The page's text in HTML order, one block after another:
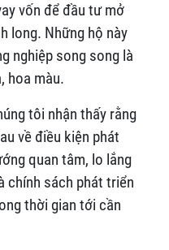
vốn để đầu tư mở
long. Những hộ này
nghiệp song song là
hoa màu.
tôi nhận thấy rằng
về điều kiện phát
quan tâm, lo lắng
chính sách phát triển
thời gian tới cần